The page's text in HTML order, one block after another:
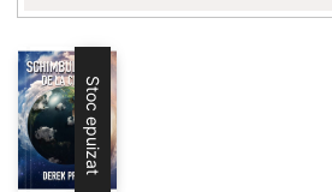
Stoc epuizat